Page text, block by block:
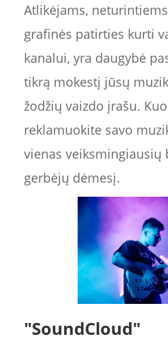
Atlikėjams,
grafinės patirties kurti
kanalui, yra daugybė
tikrą mokestį jūsų
žodžių vaizdo įrašu.
reklamuokite savo
vienas
gerbėjų dėmesį.
"SoundCloud"